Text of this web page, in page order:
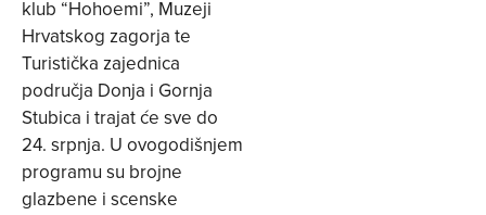
klub “Hohoemi”, Muzeji
Hrvatskog zagorja te
Turistička zajednica
područja Donja i Gornja
Stubica i trajat će sve do
24. srpnja. U ovogodišnjem
programu su brojne
glazbene i scenske